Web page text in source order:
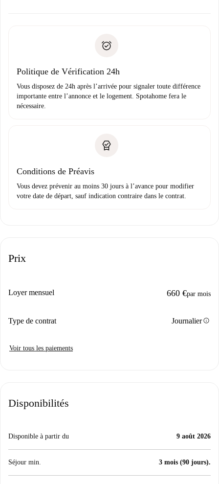
Justificatif de solvabilité
uniquement si aucun problème n'est signalé.
Politique de Vérification 24h
Vous disposez de 24h après l’arrivée pour signaler toute différence
importante entre l’annonce et le logement. Spotahome fera le
nécessaire.
Conditions de Préavis
Vous devez prévenir au moins 30 jours à l’avance pour modifier
votre date de départ, sauf indication contraire dans le contrat.
Prix
Loyer mensuel 660 €par mois
Type de contrat Journalierinfo
Voir tous les paiements
Disponibilités
Disponible à partir du 9 août 2026
Séjour min. 3 mois (90 jours).